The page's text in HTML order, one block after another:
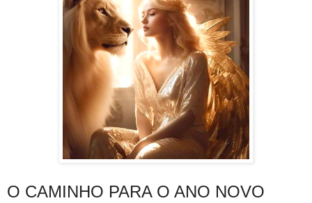
O CAMINHO PARA O ANO NOVO